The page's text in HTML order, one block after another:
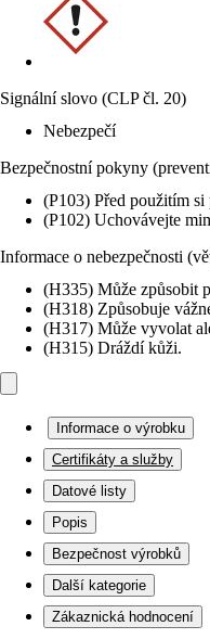
Signální slovo (CLP čl. 20)
Nebezpečí
Bezpečnostní pokyny
(P103) Před použitím si
(P102) Uchovávejte
Informace o nebezpečnosti
(H335) Může způsobit
(H318) Způsobuje
(H317) Může vyvolat
(H315) Dráždí kůži.
Informace o výrobku
Certifikáty a služby
Datové listy
Popis
Bezpečnost výrobků
Další kategorie
Zákaznická hodnocení